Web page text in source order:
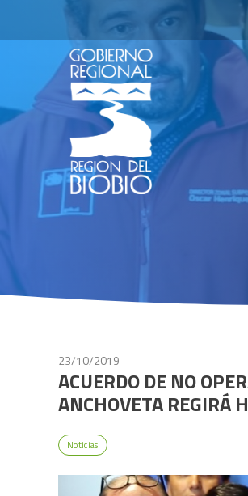
23/10/2019
ACUERDO DE NO
ANCHOVETA REGIRÁ
Noticias